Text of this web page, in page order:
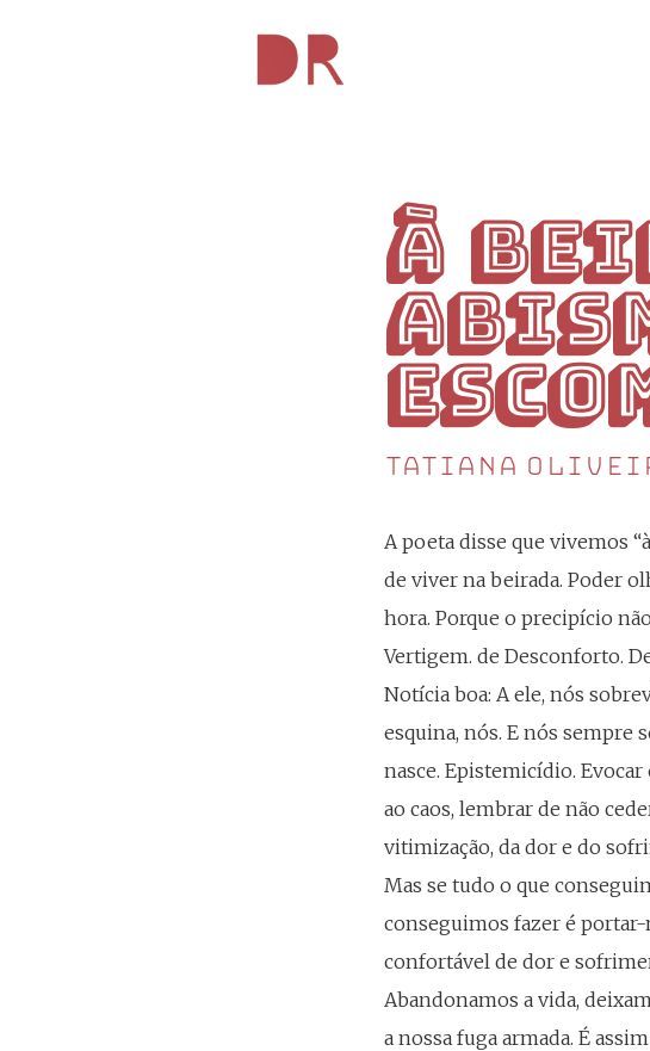
À
Tatiana
A poeta disse que vivemos
de viver na beirada. Poder
hora. Porque o precipício
Vertigem. de Desconforto.
Notícia boa: A ele, nós
esquina, nós. E nós sempre
nasce. Epistemicídio.
ao caos, lembrar de não
vitimização, da dor e do
Mas se tudo o que
conseguimos fazer é
confortável de dor e
Abandonamos a vida,
a nossa fuga armada. É